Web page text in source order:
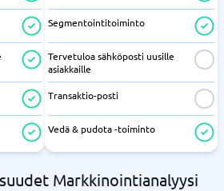
Segmentointitoiminto
Tervetuloa sähköposti uusille
asiakkaille
Transaktio-posti
Vedä & pudota -toiminto
Markkinointianalyysi